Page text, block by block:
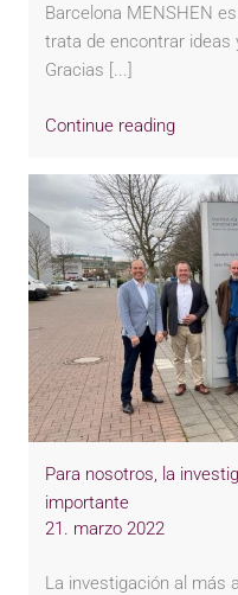
Barcelona MENSHEN
trata de encontrar ideas
Gracias [...]
Continue reading
Para nosotros, la
importante
21. marzo 2022
La investigación al más